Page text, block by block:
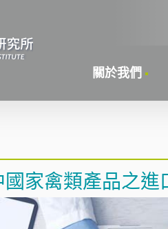
關於我們
家禽類產品之進